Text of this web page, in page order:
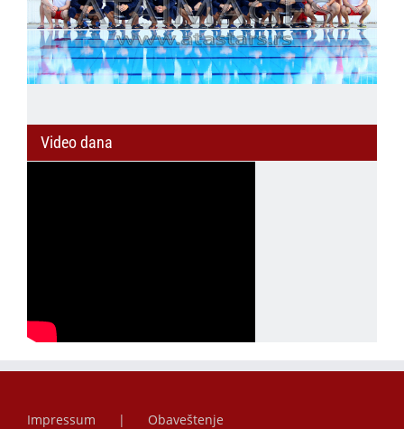
Video dana
Impressum Obaveštenje